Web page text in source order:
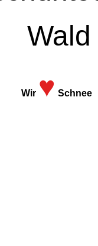
Wald
Wir ♥ Schnee